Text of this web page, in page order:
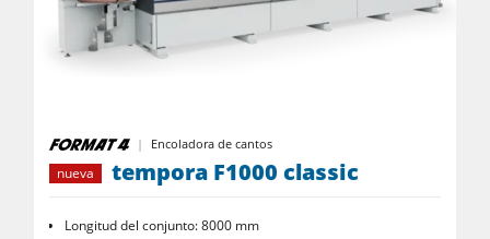
Encoladora de cantos
nueva
tempora F1000 classic
Longitud del conjunto: 8000 mm